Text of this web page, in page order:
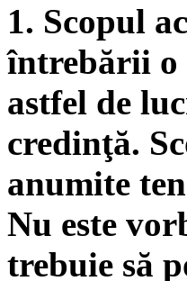
1. Scopul
întrebării o
astfel de
credinţă.
anumite
Nu este
trebuie să